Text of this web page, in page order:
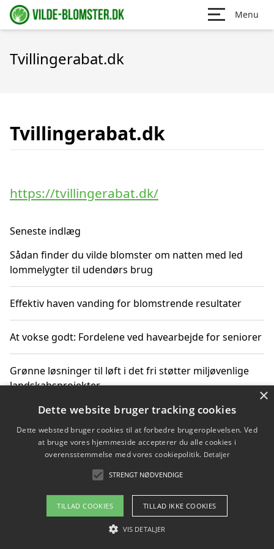
Menu
Tvillingerabat.dk
Tvillingerabat.dk
https://tvillingerabat.dk/
Seneste indlæg
Sådan finder du vilde blomster om natten med led
lommelygter til udendørs brug
Effektiv haven vanding for blomstrende resultater
At vokse godt: Fordelene ved havearbejde for seniorer
Grønne løsninger til løft i det fri støtter miljøvenlige
landskabsprojekter
Gør haven til et frirum for familien og naturen
Copyright 2026 - Pilanto Aps
Om / kontakt
Blog Betingelser
×
Dette website bruger tracking cookies
Dette websted bruger cookies til at forbedre brugeroplevelsen. Ved
at bruge vores hjemmeside accepterer du alle cookies i
overensstemmelse med vores cookiepolitik. Detaljer
STRENGT NØDVENDIGE
TILLAD COOKIES TILLAD IKKE COOKIES
VIS DETALJER